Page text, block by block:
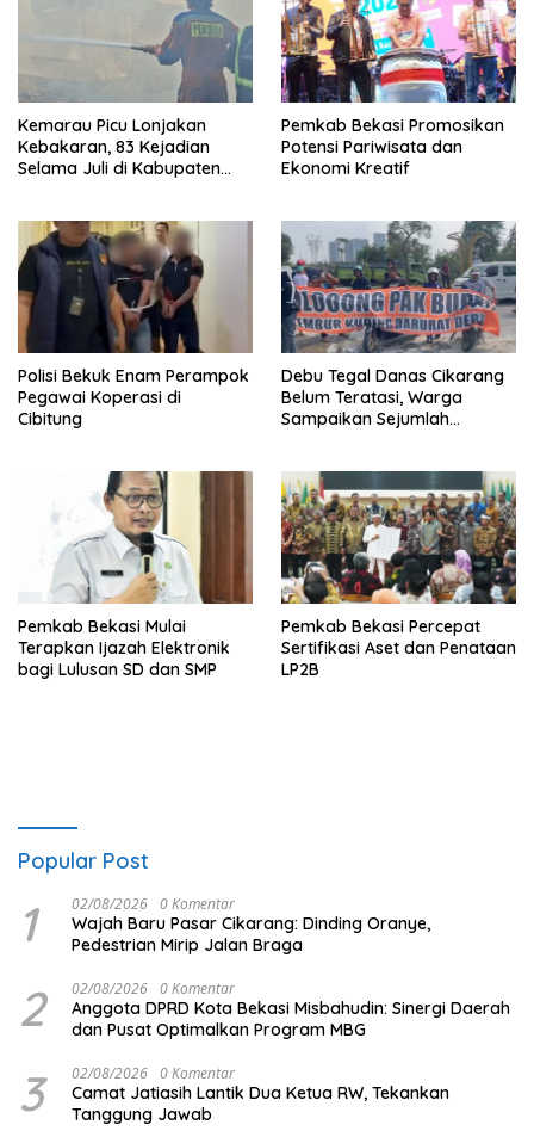
Kemarau Picu Lonjakan
Kebakaran, 83 Kejadian
Selama Juli di Kabupaten
Pemkab Bekasi Promosikan
Potensi Pariwisata dan
Ekonomi Kreatif
Polisi Bekuk Enam Perampok
Pegawai Koperasi di
Cibitung
Debu Tegal Danas Cikarang
Belum Teratasi, Warga
Sampaikan Sejumlah
Pemkab Bekasi Mulai
Terapkan Ijazah Elektronik
bagi Lulusan SD dan SMP
Pemkab Bekasi Percepat
Sertifikasi Aset dan Penataan
LP2B
Popular Post
1 02/08/2026 0 Komentar
Wajah Baru Pasar Cikarang: Dinding Oranye,
Pedestrian Mirip Jalan Braga
2 02/08/2026 0 Komentar
Anggota DPRD Kota Bekasi Misbahudin: Sinergi Daerah
dan Pusat Optimalkan Program MBG
3 02/08/2026 0 Komentar
Camat Jatiasih Lantik Dua Ketua RW, Tekankan
Tanggung Jawab